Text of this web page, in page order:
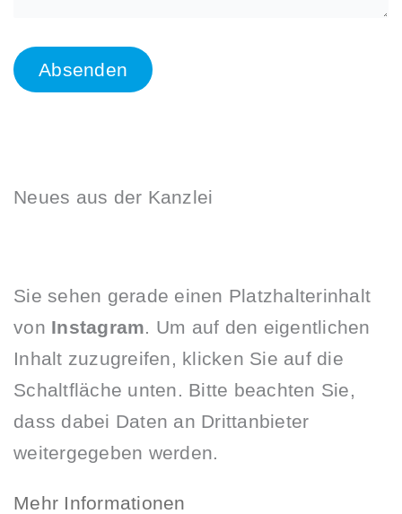
Neues aus der Kanzlei
Sie sehen gerade einen Platzhalterinhalt
von Instagram. Um auf den eigentlichen
Inhalt zuzugreifen, klicken Sie auf die
Schaltfläche unten. Bitte beachten Sie,
dass dabei Daten an Drittanbieter
weitergegeben werden.
Mehr Informationen